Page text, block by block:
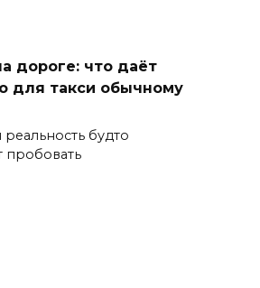
дороге: что даёт
для такси обычному
будто
пробовать